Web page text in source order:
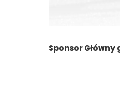
Sponsor